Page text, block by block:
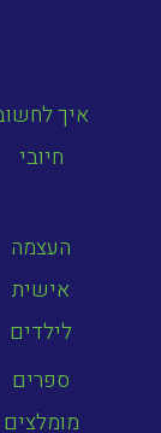
איך
חיובי
העצמה
אישית
לילדים
ספרים
מומלצים